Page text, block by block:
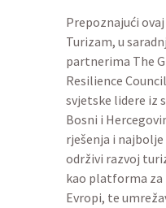
Prepoznajući
Turizam, u
partnerima The
Resilience
svjetske lidere iz
Bosni i
rješenja i
održivi razvoj
kao platforma za
Evropi, te